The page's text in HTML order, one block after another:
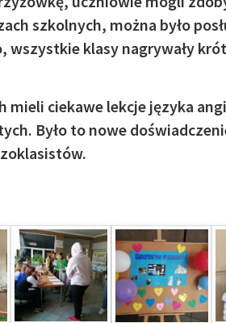
szkolnych, można było
wszystkie klasy nagrywały
mieli ciekawe lekcje języka
Było to nowe